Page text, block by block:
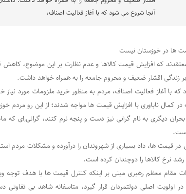
آنجا شروع می شود که با آغاز فعالیت اصناف،
ها در خوزستان نیست
که افزایش قیمت کالاها و عدم نظارت بر این موضوع،
زندگی اقشار ضعیف و محروم جامعه را به همراه خواهد داشت.
با آغاز فعالیت اصناف، مردم به منظور خرید ملزومات مورد نیاز
کمال ناباوری با افزایش قیمت ها مواجه شدند؛ از این رو مردم
بحران دیگری به نام گرانی نیز دست و پنجه نرم کنند، گرانی,ای که
قیمت ها، داد بسیاری از شهروندان را درآورده و مشکلات مردم
رشد نرخ کالاها را دوچندان کرده است.
مقام معظم رهبری مبنی بر اینکه کنترل قیمت ها با هدف توجه
اولویت اصلی دولتمردان قرار گیرد، متاسفانه شاهد بی تفاوتی